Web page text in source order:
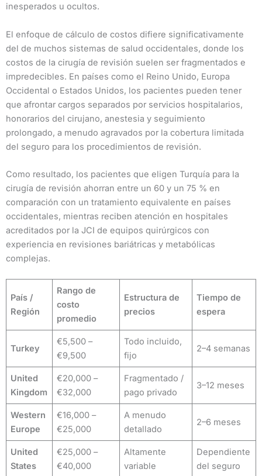
inesperados u ocultos.
El enfoque de cálculo de costos difiere significativamente
del de muchos sistemas de salud occidentales, donde los
costos de la cirugía de revisión suelen ser fragmentados e
impredecibles. En países como el Reino Unido, Europa
Occidental o Estados Unidos, los pacientes pueden tener
que afrontar cargos separados por servicios hospitalarios,
honorarios del cirujano, anestesia y seguimiento
prolongado, a menudo agravados por la cobertura limitada
del seguro para los procedimientos de revisión.
Como resultado, los pacientes que eligen Turquía para la
cirugía de revisión ahorran entre un 60 y un 75 % en
comparación con un tratamiento equivalente en países
occidentales, mientras reciben atención en hospitales
acreditados por la JCI de equipos quirúrgicos con
experiencia en revisiones bariátricas y metabólicas
complejas.
País /
Región
Rango de
costo
promedio
Estructura de
precios
Tiempo de
espera
Turkey
€5,500 –
€9,500
Todo incluido,
fijo
2–4 semanas
United
Kingdom
€20,000 –
€32,000
Fragmentado /
pago privado
3–12 meses
Western
Europe
€16,000 –
€25,000
A menudo
detallado
2–6 meses
United
States
€25,000 –
€40,000
Altamente
variable
Dependiente
del seguro